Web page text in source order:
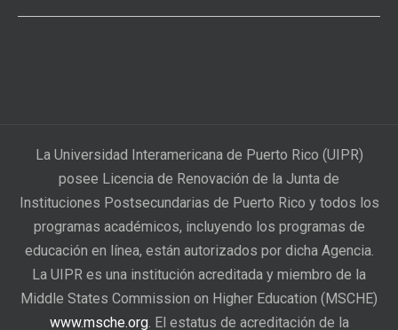
La Universidad Interamericana de Puerto Rico (UIPR)
posee Licencia de Renovación de la Junta de
Instituciones Postsecundarias de Puerto Rico y todos los
programas académicos, incluyendo los programas de
educación en línea, están autorizados por dicha Agencia.
La UIPR es una institución acreditada y miembro de la
Middle States Commission on Higher Education (MSCHE)
www.msche.org. El estatus de acreditación de la